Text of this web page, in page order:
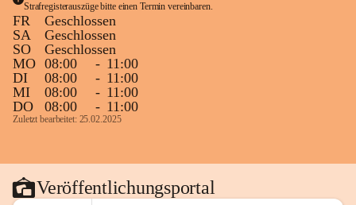
Strafregisterauszüge bitte einen Termin vereinbaren.
FR
Geschlossen
SA
Geschlossen
SO
Geschlossen
MO 08:00 - 11:00
DI
08:00 - 11:00
MI
08:00 - 11:00
DO
08:00 - 11:00
Zuletzt bearbeitet: 25.02.2025
Veröffentlichungsportal